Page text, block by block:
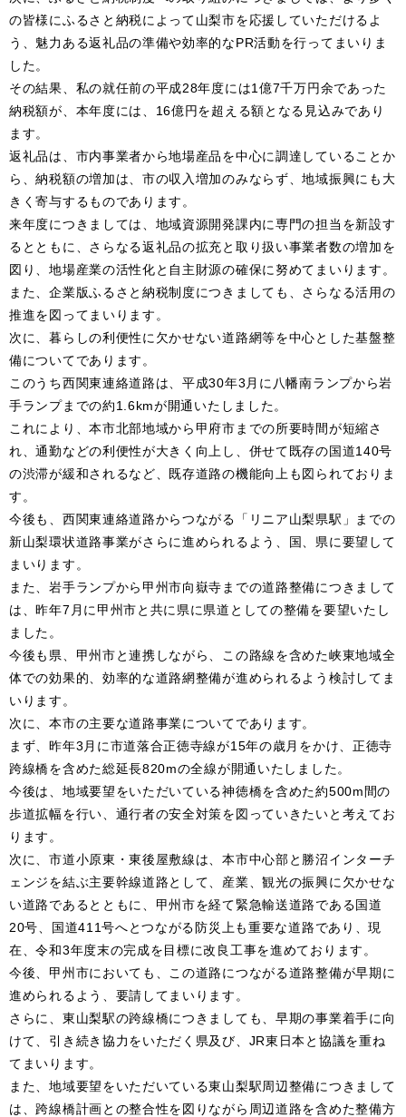
の皆様にふるさと納税によって山梨市を応援していただけるよ
う、魅力ある返礼品の準備や効率的なPR活動を行ってまいりま
した。
その結果、私の就任前の平成28年度には1億7千万円余であった
納税額が、本年度には、16億円を超える額となる見込みであり
ます。
返礼品は、市内事業者から地場産品を中心に調達していることか
ら、納税額の増加は、市の収入増加のみならず、地域振興にも大
きく寄与するものであります。
来年度につきましては、地域資源開発課内に専門の担当を新設す
るとともに、さらなる返礼品の拡充と取り扱い事業者数の増加を
図り、地場産業の活性化と自主財源の確保に努めてまいります。
また、企業版ふるさと納税制度につきましても、さらなる活用の
推進を図ってまいります。
次に、暮らしの利便性に欠かせない道路網等を中心とした基盤整
備についてであります。
このうち西関東連絡道路は、平成30年3月に八幡南ランプから岩
手ランプまでの約1.6kmが開通いたしました。
これにより、本市北部地域から甲府市までの所要時間が短縮さ
れ、通勤などの利便性が大きく向上し、併せて既存の国道140号
の渋滞が緩和されるなど、既存道路の機能向上も図られておりま
す。
今後も、西関東連絡道路からつながる「リニア山梨県駅」までの
新山梨環状道路事業がさらに進められるよう、国、県に要望して
まいります。
また、岩手ランプから甲州市向嶽寺までの道路整備につきまして
は、昨年7月に甲州市と共に県に県道としての整備を要望いたし
ました。
今後も県、甲州市と連携しながら、この路線を含めた峡東地域全
体での効果的、効率的な道路網整備が進められるよう検討してま
いります。
次に、本市の主要な道路事業についてであります。
まず、昨年3月に市道落合正徳寺線が15年の歳月をかけ、正徳寺
跨線橋を含めた総延長820mの全線が開通いたしました。
今後は、地域要望をいただいている神徳橋を含めた約500m間の
歩道拡幅を行い、通行者の安全対策を図っていきたいと考えてお
ります。
次に、市道小原東・東後屋敷線は、本市中心部と勝沼インターチ
ェンジを結ぶ主要幹線道路として、産業、観光の振興に欠かせな
い道路であるとともに、甲州市を経て緊急輸送道路である国道
20号、国道411号へとつながる防災上も重要な道路であり、現
在、令和3年度末の完成を目標に改良工事を進めております。
今後、甲州市においても、この道路につながる道路整備が早期に
進められるよう、要請してまいります。
さらに、東山梨駅の跨線橋につきましても、早期の事業着手に向
けて、引き続き協力をいただく県及び、JR東日本と協議を重ね
てまいります。
また、地域要望をいただいている東山梨駅周辺整備につきまして
は、跨線橋計画との整合性を図りながら周辺道路を含めた整備方